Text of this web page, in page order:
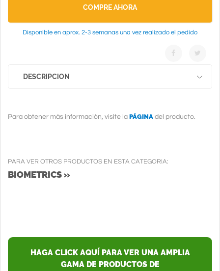
COMPRE AHORA
Disponible en aprox. 2-3 semanas una vez realizado el pedido
DESCRIPCION
Para obtener más información, visite la PÁGINA del producto.
PARA VER OTROS PRODUCTOS EN ESTA CATEGORIA:
BIOMETRICS »
HAGA CLICK AQUÍ PARA VER UNA AMPLIA
GAMA DE PRODUCTOS DE